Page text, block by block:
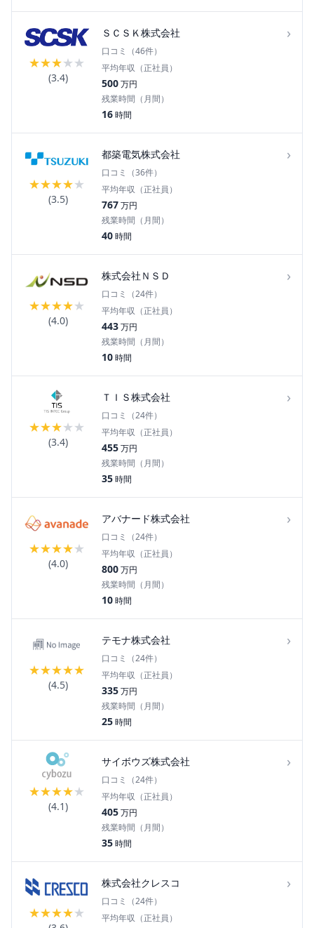
★★★★★
(3.4)
ＳＣＳＫ株式会社 ›
口コミ（46件）
平均年収（正社員）
500万円
残業時間（月間）
16時間
★★★★★
(3.5)
都築電気株式会社 ›
口コミ（36件）
平均年収（正社員）
767万円
残業時間（月間）
40時間
★★★★★
(4.0)
株式会社ＮＳＤ ›
口コミ（24件）
平均年収（正社員）
443万円
残業時間（月間）
10時間
★★★★★
(3.4)
ＴＩＳ株式会社 ›
口コミ（24件）
平均年収（正社員）
455万円
残業時間（月間）
35時間
★★★★★
(4.0)
アバナード株式会社 ›
口コミ（24件）
平均年収（正社員）
800万円
残業時間（月間）
10時間
★★★★★
(4.5)
テモナ株式会社 ›
口コミ（24件）
平均年収（正社員）
335万円
残業時間（月間）
25時間
★★★★★
(4.1)
サイボウズ株式会社 ›
口コミ（24件）
平均年収（正社員）
405万円
残業時間（月間）
35時間
★★★★★
株式会社クレスコ ›
口コミ（24件）
平均年収（正社員）